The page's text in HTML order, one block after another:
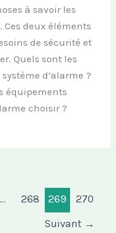
à savoir les
deux éléments
de sécurité et
Quels sont les
d’alarme ?
équipements
choisir ?
… 268 269
270
Suivant →